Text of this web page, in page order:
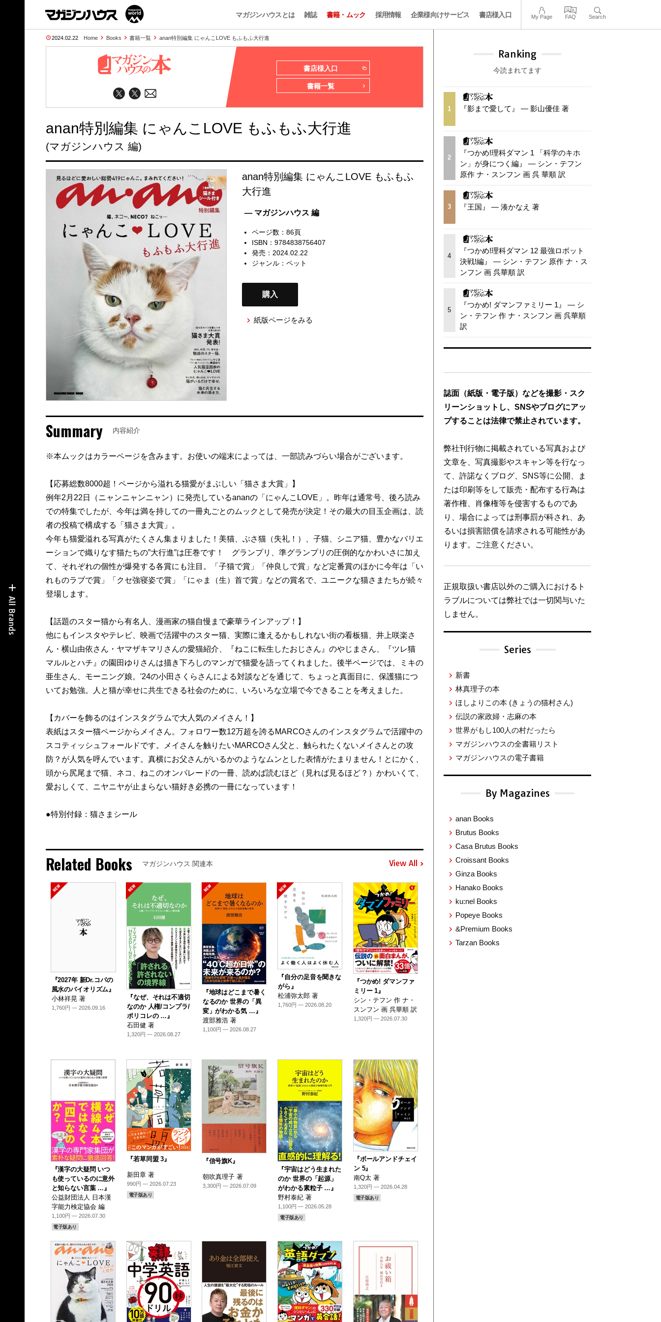
マガジンハウスとは 雑誌 書籍・ムック 採用情報 企業様向けサービス 書店様入口 My Page FAQ Search
2024.02.22 Home Books 書籍一覧 anan特別編集 にゃんこLOVE もふもふ大行進
書店様入口
書籍一覧
anan特別編集 にゃんこLOVE もふもふ大行進
(マガジンハウス 編)
anan特別編集 にゃんこLOVE もふもふ
大行進
— マガジンハウス 編
ページ数：86頁
ISBN：9784838756407
発売：2024.02.22
ジャンル： ペット
購入
紙版ページをみる
Summary 内容紹介
※本ムックはカラーページを含みます。お使いの端末によっては、一部読みづらい場合がございます。
【応募総数8000超！ページから溢れる猫愛がまぶしい「猫さま大賞」】
例年2月22日（ニャンニャンニャン）に発売しているananの「にゃんこLOVE」。昨年は通常号、後ろ読み
での特集でしたが、今年は満を持しての一冊丸ごとのムックとして発売が決定！その最大の目玉企画は、読
者の投稿で構成する「猫さま大賞」。
今年も猫愛溢れる写真がたくさん集まりました！美猫、ぶさ猫（失礼！）、子猫、シニア猫、豊かなバリエ
ーションで織りなす猫たちの”大行進”は圧巻です！ グランプリ、準グランプリの圧倒的なかわいさに加え
て、それぞれの個性が爆発する各賞にも注目。「子猫で賞」「仲良しで賞」など定番賞のほかに今年は「い
れものラブで賞」「クセ強寝姿で賞」「にゃま（生）首で賞」などの賞名で、ユニークな猫さまたちが続々
登場します。
【話題のスター猫から有名人、漫画家の猫自慢まで豪華ラインアップ！】
他にもインスタやテレビ、映画で活躍中のスター猫、実際に逢えるかもしれない街の看板猫、井上咲楽さ
ん・横山由依さん・ヤマザキマリさんの愛猫紹介、『ねこに転生したおじさん』のやじまさん、『ツレ猫
マルルとハチ』の園田ゆりさんは描き下ろしのマンガで猫愛を語ってくれました。後半ページでは、ミキの
亜生さん、モーニング娘。'24の小田さくらさんによる対談などを通じて、ちょっと真面目に、保護猫につ
いてお勉強。人と猫が幸せに共生できる社会のために、いろいろな立場で今できることを考えました。
【カバーを飾るのはインスタグラムで大人気のメイさん！】
表紙はスター猫ページからメイさん。フォロワー数12万超を誇るMARCOさんのインスタグラムで活躍中の
スコティッシュフォールドです。メイさんを触りたいMARCOさん父と、触られたくないメイさんとの攻
防？が人気を呼んでいます。真横にお父さんがいるかのようなムンとした表情がたまりません！とにかく、
頭から尻尾まで猫、ネコ、ねこのオンパレードの一冊、読めば読むほど（見れば見るほど？）かわいくて、
愛おしくて、ニヤニヤが止まらない猫好き必携の一冊になっています！
●特別付録：猫さまシール
Related Books マガジンハウス 関連本 View All
『2027年 新Dr.コパの
風水のバイオリズム』
小林祥晃 著
1,760円 — 2026.09.16
『なぜ、それは不適切
なのか 人権/コンプラ/
ポリコレの …』
石田健 著
1,320円 — 2026.08.27
『地球はどこまで暑く
なるのか 世界の「異
変」がわかる気 …』
渡部雅浩 著
1,100円 — 2026.08.27
『自分の足音を聞きな
がら』
松浦弥太郎 著
1,760円 — 2026.08.20
『つかめ! ダマンファ
ミリー 1』
シン・テフン 作 ナ・
スンフン 画 呉華順 訳
1,320円 — 2026.07.30
『漢字の大疑問 いつ
も使っているのに意外
と知らない言葉 …』
公益財団法人 日本漢
字能力検定協会 編
1,100円 — 2026.07.30
電子版あり
『若草同盟 3』
新田章 著
990円 — 2026.07.23
電子版あり
『信号旗K』
朝吹真理子 著
3,300円 — 2026.07.09
『宇宙はどう生まれた
のか 世界の「起源」
がわかる素粒子 …』
野村泰紀 著
1,100円 — 2026.05.28
電子版あり
『ボールアンドチェイ
ン 5』
南Q太 著
1,320円 — 2026.04.28
電子版あり
Ranking
今読まれてます
1 『影まで愛して』 — 影山優佳 著
2
『つかめ!理科ダマン 1 「科学のキホ
ン」が身につく編』 — シン・テフン
原作 ナ・スンフン 画 呉 華順 訳
3 『王国』 — 湊かなえ 著
4
『つかめ!理科ダマン 12 最強ロボット
決戦!編』 — シン・テフン 原作 ナ・ス
ンフン 画 呉華順 訳
5
『つかめ! ダマンファミリー 1』 — シ
ン・テフン 作 ナ・スンフン 画 呉華順
訳
誌面（紙版・電子版）などを撮影・スク
リーンショットし、SNSやブログにアッ
プすることは法律で禁止されています。
弊社刊行物に掲載されている写真および
文章を、写真撮影やスキャン等を行なっ
て、許諾なくブログ、SNS等に公開、ま
たは印刷等をして販売・配布する行為は
著作権、肖像権等を侵害するものであ
り、場合によっては刑事罰が科され、あ
るいは損害賠償を請求される可能性があ
ります。ご注意ください。
正規取扱い書店以外のご購入におけるト
ラブルについては弊社では一切関与いた
しません。
Series
新書
林真理子の本
ほしよりこの本 (きょうの猫村さん)
伝説の家政婦・志麻の本
世界がもし100人の村だったら
マガジンハウスの全書籍リスト
マガジンハウスの電子書籍
By Magazines
anan Books
Brutus Books
Casa Brutus Books
Croissant Books
Ginza Books
Hanako Books
ku:nel Books
Popeye Books
&Premium Books
Tarzan Books